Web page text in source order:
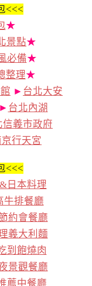
<<<
★
景點★
必備★
整理★
► 台北大安
► 台北內湖
信義市政府
行天宮
<<<
日本料理
牛排餐廳
約會餐廳
義大利麵
到飽燒肉
景觀餐廳
薦中餐廳